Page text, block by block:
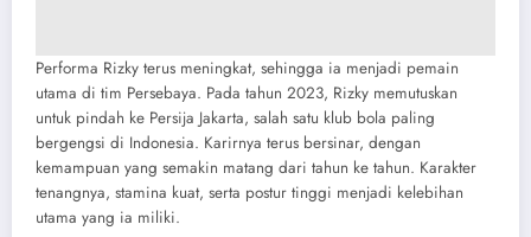
Performa Rizky terus meningkat, sehingga ia menjadi pemain
utama di tim Persebaya. Pada tahun 2023, Rizky memutuskan
untuk pindah ke Persija Jakarta, salah satu klub bola paling
bergengsi di Indonesia. Karirnya terus bersinar, dengan
kemampuan yang semakin matang dari tahun ke tahun. Karakter
tenangnya, stamina kuat, serta postur tinggi menjadi kelebihan
utama yang ia miliki.